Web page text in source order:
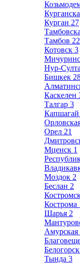
Курган 27
Тамбов 22
Котовск 3
Нур-
Бишкек
Каскелен
Талгар 3
Капшагай
Орел 21
Мценск 1
Моздок 2
Беслан 2
Кострома
Шарья 2
Амурская
Белогорск
Тында 3